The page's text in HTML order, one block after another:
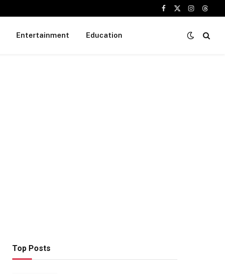
Facebook
X
Instagram
Entertainment Education
Top Posts